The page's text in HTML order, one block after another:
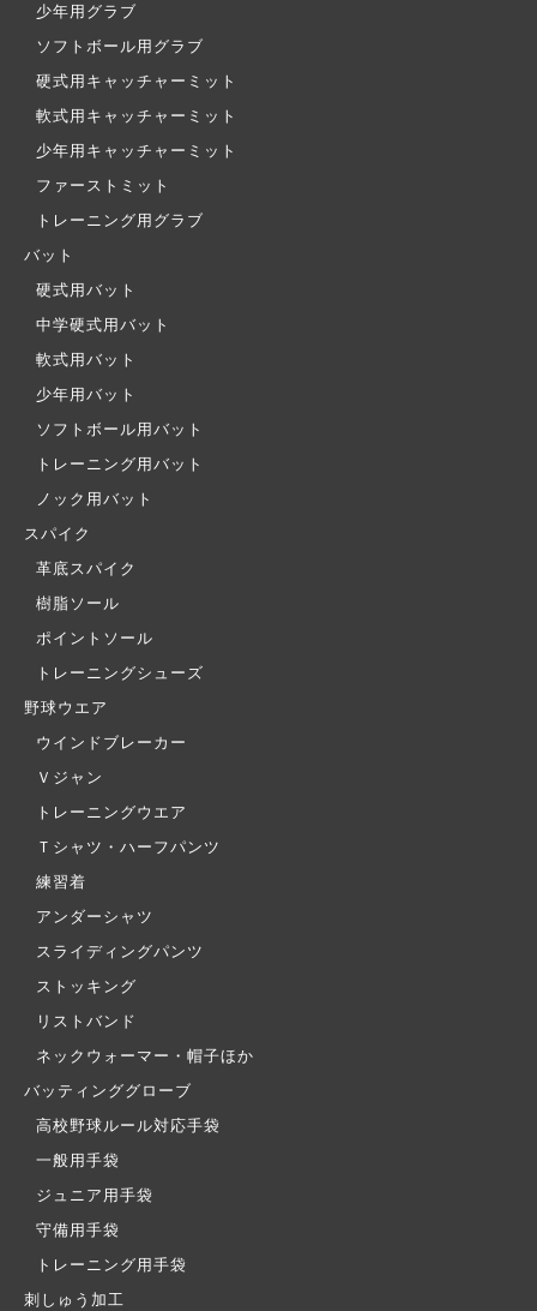
少年用グラブ
ソフトボール用グラブ
硬式用キャッチャーミット
軟式用キャッチャーミット
少年用キャッチャーミット
ファーストミット
トレーニング用グラブ
バット
硬式用バット
中学硬式用バット
軟式用バット
少年用バット
ソフトボール用バット
トレーニング用バット
ノック用バット
スパイク
革底スパイク
樹脂ソール
ポイントソール
トレーニングシューズ
野球ウエア
ウインドブレーカー
Ｖジャン
トレーニングウエア
Ｔシャツ・ハーフパンツ
練習着
アンダーシャツ
スライディングパンツ
ストッキング
リストバンド
ネックウォーマー・帽子ほか
バッティンググローブ
高校野球ルール対応手袋
一般用手袋
ジュニア用手袋
守備用手袋
トレーニング用手袋
刺しゅう加工